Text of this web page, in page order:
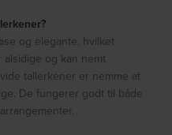
og elegante, hvilket
og kan nemt
tallerkener er nemme at
De fungerer godt til både